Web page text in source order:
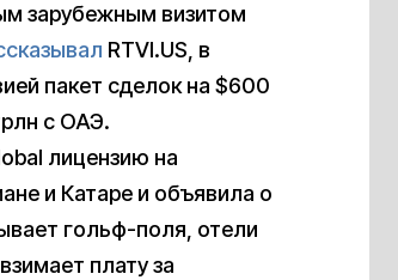
зарубежным визитом
RTVI.US, в
пакет сделок на $600
с ОАЭ.
лицензию на
и Катаре и объявила о
гольф-поля, отели
плату за